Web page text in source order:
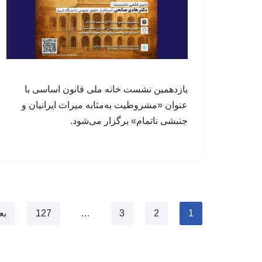
یازدهمین نشست خانه ملی قانون اساسی با
عنوان «مشروطیت به‌مثابه میراث ایرانیان و
جنبشی ناتمام» برگزار می‌شود.
1
2
3
…
127